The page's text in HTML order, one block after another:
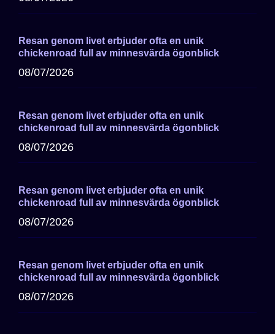
Resan genom livet erbjuder ofta en unik
chickenroad full av minnesvärda ögonblick
08/07/2026
Resan genom livet erbjuder ofta en unik
chickenroad full av minnesvärda ögonblick
08/07/2026
Resan genom livet erbjuder ofta en unik
chickenroad full av minnesvärda ögonblick
08/07/2026
Resan genom livet erbjuder ofta en unik
chickenroad full av minnesvärda ögonblick
08/07/2026